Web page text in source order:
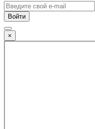
Войти
×